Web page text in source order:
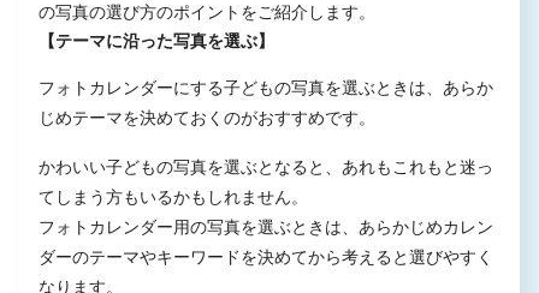
の写真の選び方のポイントをご紹介します。
【テーマに沿った写真を選ぶ】
フォトカレンダーにする子どもの写真を選ぶときは、あらか
じめテーマを決めておくのがおすすめです。
かわいい子どもの写真を選ぶとなると、あれもこれもと迷っ
てしまう方もいるかもしれません。
フォトカレンダー用の写真を選ぶときは、あらかじめカレン
ダーのテーマやキーワードを決めてから考えると選びやすく
なります。